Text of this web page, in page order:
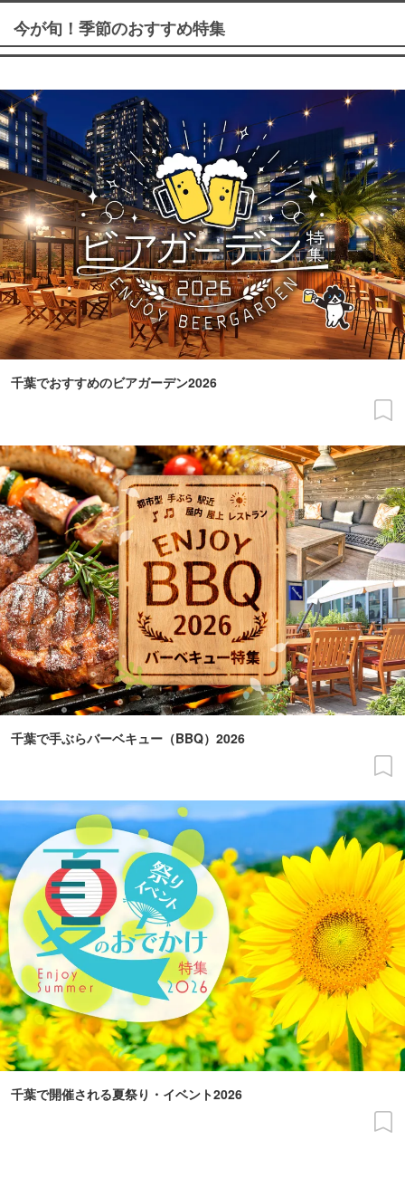
今が旬！季節のおすすめ特集
千葉でおすすめのビアガーデン2026
千葉で手ぶらバーベキュー（BBQ）2026
千葉で開催される夏祭り・イベント2026